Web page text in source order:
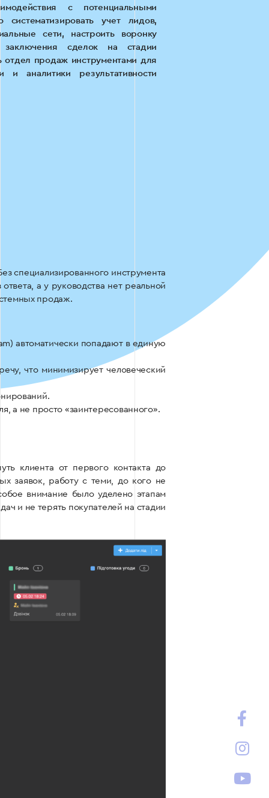
с потенциальными
учет лидов,
сети, настроить воронку
сделок на стадии
отдел продаж инструментами для
аналитики результативности
специализированного инструмента
а у руководства нет реальной
продаж.
автоматически попадают в единую
что минимизирует человеческий
а не просто «заинтересованного».
клиента от первого контакта до
заявок, работу с теми, до кого не
внимание было уделено этапам
и не терять покупателей на стадии